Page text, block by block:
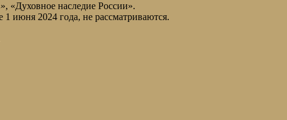
«Духовное наследие России».
июня 2024 года, не рассматриваются.